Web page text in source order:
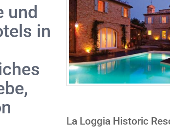
und
in
La Loggia Historic